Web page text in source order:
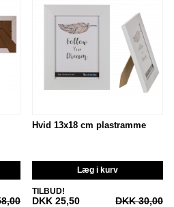
Hvid 13x18 cm plastramme
Læg i kurv
TILBUD!
DKK 25,50 DKK 30,00